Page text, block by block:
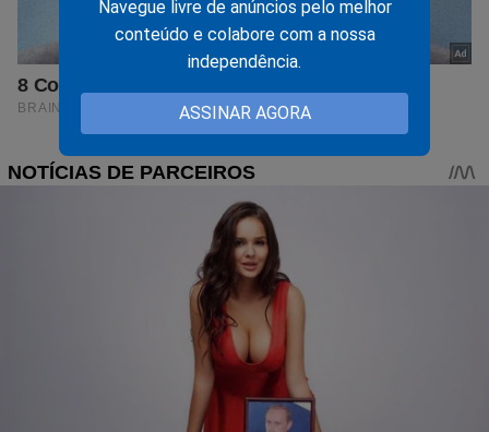
Navegue livre de anúncios pelo melhor
conteúdo e colabore com a nossa
independência.
ASSINAR AGORA